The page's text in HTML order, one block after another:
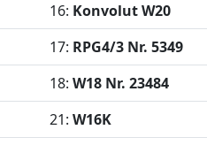
16: Konvolut W20
17: RPG4/3 Nr. 5349
18: W18 Nr. 23484
21: W16K